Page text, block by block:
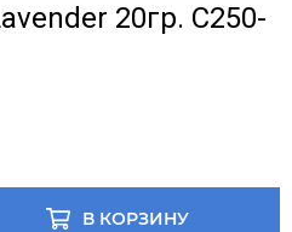
20гр. C250-
В КОРЗИНУ